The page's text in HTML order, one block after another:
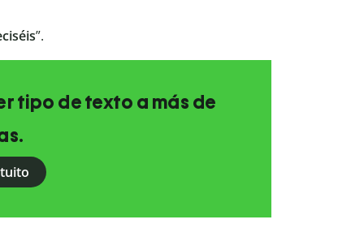
”.
tipo de texto a más de